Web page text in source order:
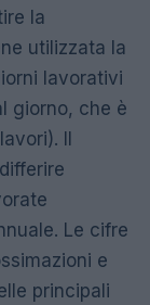
la
utilizzata la
lavorativi
giorno, che è
Il
Le cifre
e
principali